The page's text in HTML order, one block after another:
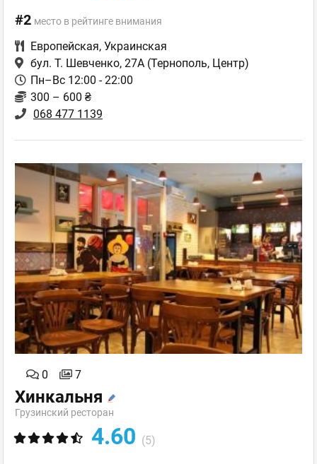
#2 место в рейтинге внимания
Европейская, Украинская
бул. Т. Шевченко, 27А (Тернополь, Центр)
Пн–Вс 12:00 - 22:00
300 – 600 ₴
068 477 1139
0 7
Хинкальня
Грузинский ресторан
4.60 (5)